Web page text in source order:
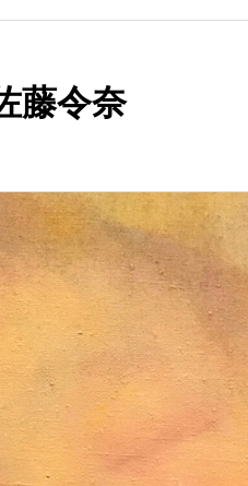
藤令奈